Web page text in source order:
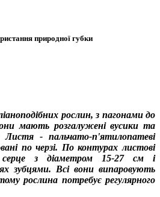
природної губки
рослин, з пагонами до
мають розгалужені вусики та
Листя - пальчато-п'ятилопатеві
по черзі. По контурах листові
з діаметром 15-27 см і
зубцями. Всі вони випаровують
рослина потребує регулярного